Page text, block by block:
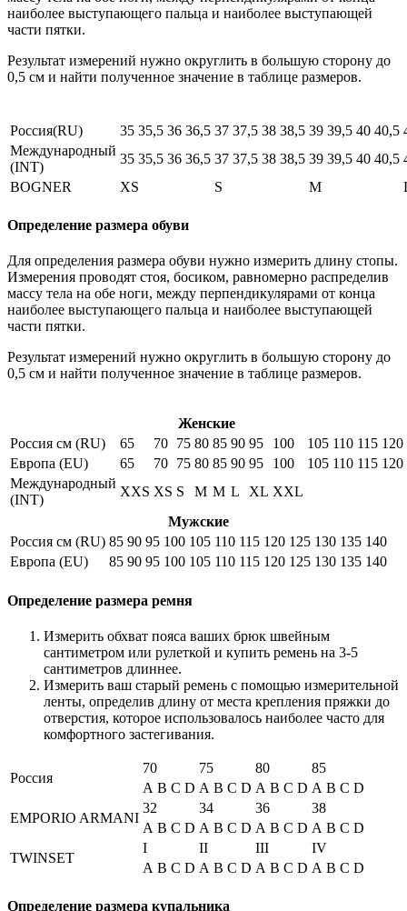
наиболее выступающего пальца и наиболее выступающей
части пятки.
Результат измерений нужно округлить в большую сторону до
0,5 см и найти полученное значение в таблице размеров.
Россия(RU) 35 35,5 36 36,5 37 37,5 38 38,5 39 39,5 40 40,5
Международный
(INT)
35 35,5 36 36,5 37 37,5 38 38,5 39 39,5 40 40,5
BOGNER
XS S M
Определение размера обуви
Для определения размера обуви нужно измерить длину стопы.
Измерения проводят стоя, босиком, равномерно распределив
массу тела на обе ноги, между перпендикулярами от конца
наиболее выступающего пальца и наиболее выступающей
части пятки.
Результат измерений нужно округлить в большую сторону до
0,5 см и найти полученное значение в таблице размеров.
Женские
Россия см (RU)
65 70 75 80 85 90 95 100 105 110 115 120
Европа (EU)
65 70 75 80 85 90 95 100 105 110 115 120
Международный
(INT)
XXS XS S M M L XL XXL
Мужские
Россия см (RU) 85 90 95 100 105 110 115 120 125 130 135 140
Европа (EU)
85 90 95 100 105 110 115 120 125 130 135 140
Определение размера ремня
Измерить обхват пояса ваших брюк швейным
сантиметром или рулеткой и купить ремень на 3-5
сантиметров длиннее.
Измерить ваш старый ремень с помощью измерительной
ленты, определив длину от места крепления пряжки до
отверстия, которое использовалось наиболее часто для
комфортного застегивания.
Россия
70 75 80
85
A B C D A B C D A B C D A B C D
EMPORIO ARMANI
32 34 36
38
A B C D A B C D A B C D A B C D
TWINSET
I II III
IV
A B C D A B C D A B C D A B C D
Определение размера купальника